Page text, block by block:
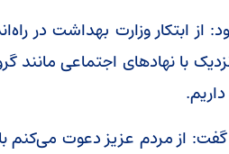
از ابتکار وزارت بهداشت در
نزدیک با نهادهای اجتماعی
از مردم عزیز دعوت می‌کنم با